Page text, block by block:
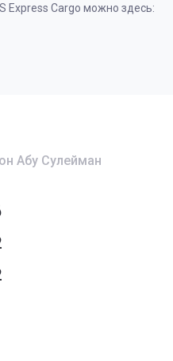
Express Cargo можно здесь:
Абу Сулейман